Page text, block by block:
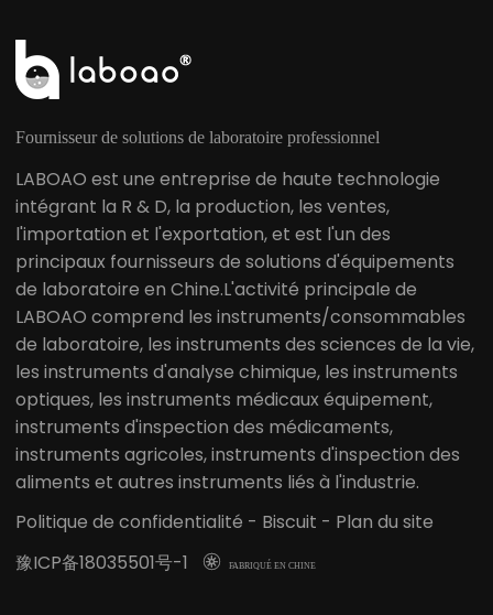
Fournisseur de solutions de laboratoire professionnel
LABOAO est une entreprise de haute technologie
intégrant la R & D, la production, les ventes,
l'importation et l'exportation, et est l'un des
principaux fournisseurs de solutions d'équipements
de laboratoire en Chine.L'activité principale de
LABOAO comprend les instruments/consommables
de laboratoire, les instruments des sciences de la vie,
les instruments d'analyse chimique, les instruments
optiques, les instruments médicaux équipement,
instruments d'inspection des médicaments,
instruments agricoles, instruments d'inspection des
aliments et autres instruments liés à l'industrie.
Politique de confidentialité - Biscuit - Plan du site
豫ICP备18035501号-1
 FABRIQUÉ EN CHINE